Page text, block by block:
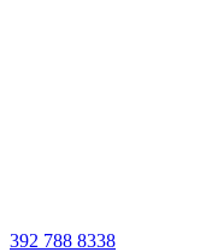
392 788 8338